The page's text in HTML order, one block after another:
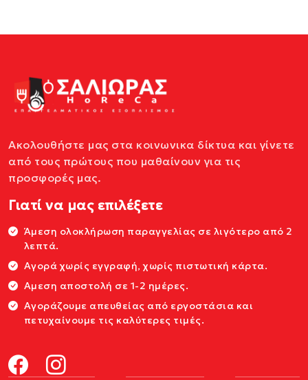
Ακολουθήστε μας στα κοινωνικα δίκτυα και γίνετε
από τους πρώτους που μαθαίνουν για τις
προσφορές μας.
Γιατί να μας επιλέξετε
Άμεση ολοκλήρωση παραγγελίας σε λιγότερο από 2
λεπτά.
Αγορά χωρίς εγγραφή, χωρίς πιστωτική κάρτα.
Αμεση αποστολή σε 1-2 ημέρες.
Αγοράζουμε απευθείας από εργοστάσια και
πετυχαίνουμε τις καλύτερες τιμές.